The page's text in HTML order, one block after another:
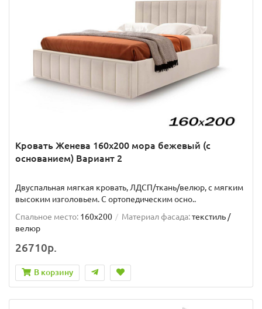
Кровать Женева 160х200 мора бежевый (с
основанием) Вариант 2
Двуспальная мягкая кровать, ЛДСП/ткань/велюр, с мягким
высоким изголовьем. C ортопедическим осно..
Спальное место: 160x200 Материал фасада:текстиль /
велюр
26710р.
В корзину